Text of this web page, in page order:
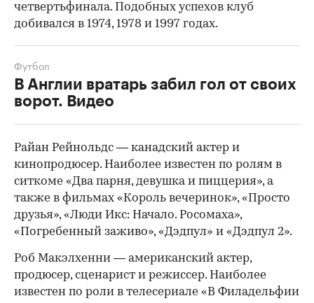
четвертьфинала. Подобных успехов клуб
добивался в 1974, 1978 и 1997 годах.
В Англии вратарь забил гол от своих
ворот. Видео
Футбол
Райан Рейнольдс — канадский актер и
кинопродюсер. Наиболее известен по ролям в
ситкоме «Два парня, девушка и пиццерия», а
также в фильмах «Король вечеринок», «Просто
друзья», «Люди Икс: Начало. Росомаха»,
«Погребенный заживо», «Дэдпул» и «Дэдпул 2».
Роб Макэлхенни — американский актер,
продюсер, сценарист и режиссер. Наиболее
известен по роли в телесериале «В Филадельфии